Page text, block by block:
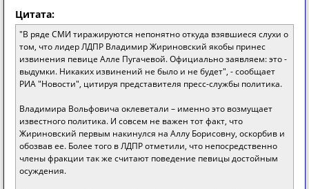
Цитата:
"В ряде СМИ тиражируются непонятно откуда взявшиеся слухи о
том, что лидер ЛДПР Владимир Жириновский якобы принес
извинения певице Алле Пугачевой. Официально заявляем: это -
выдумки. Никаких извинений не было и не будет", - сообщает
РИА "Новости", цитируя представителя пресс-службы политика.
Владимира Вольфовича оклеветали – именно это возмущает
известного политика. И совсем не важен тот факт, что
Жириновский первым накинулся на Аллу Борисовну, оскорбив и
обозвав ее. Более того в ЛДПР отметили, что непосредственно
члены фракции так же считают поведение певицы достойным
осуждения.